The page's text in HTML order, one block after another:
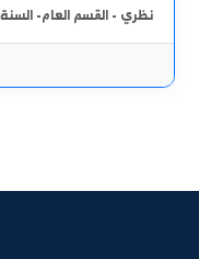
د.م.
- المائية- السنة: 5
صحية